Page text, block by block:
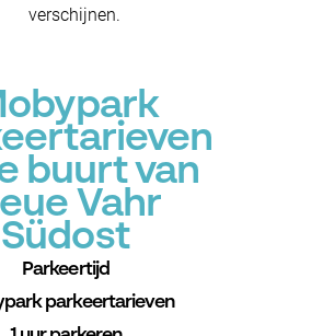
verschijnen.
buurt van
Vahr
Südost
Parkeertijd
parkeertarieven